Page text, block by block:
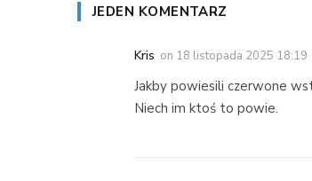
JEDEN KOMENTARZ
Kris on 18 listopada 2025 18:19
Jakby powiesili czerwone
Niech im ktoś to powie.